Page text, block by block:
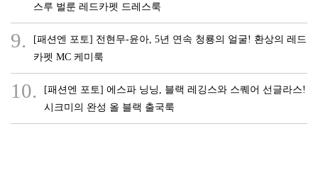
스루 벌룬 레드카펫 드레스룩
9.
[패션엔 포토] 전현무-윤아, 5년 연속 청룡의 얼굴! 환상의 레드
카펫 MC 케미룩
10.
[패션엔 포토] 에스파 닝닝, 블랙 레깅스와 스퀘어 선글라스!
시크미의 완성 올 블랙 출국룩